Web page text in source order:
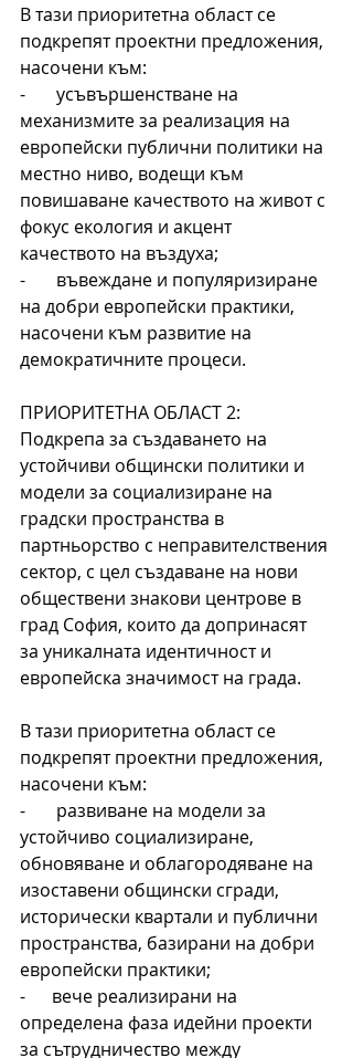
В тази приоритетна област се
подкрепят проектни предложения,
насочени към:
-       усъвършенстване на
механизмите за реализация на
европейски публични политики на
местно ниво, водещи към
повишаване качеството на живот с
фокус екология и акцент
качеството на въздуха;
-       въвеждане и популяризиране
на добри европейски практики,
насочени към развитие на
демократичните процеси.
ПРИОРИТЕТНА ОБЛАСТ 2:
Подкрепа за създаването на
устойчиви общински политики и
модели за социализиране на
градски пространства в
партньорство с неправителствения
сектор, с цел създаване на нови
обществени знакови центрове в
град София, които да допринасят
за уникалната идентичност и
европейска значимост на града.
В тази приоритетна област се
подкрепят проектни предложения,
насочени към:
-       развиване на модели за
устойчиво социализиране,
обновяване и облагородяване на
изоставени общински сгради,
исторически квартали и публични
пространства, базирани на добри
европейски практики;
-      вече реализирани на
определена фаза идейни проекти
за сътрудничество между